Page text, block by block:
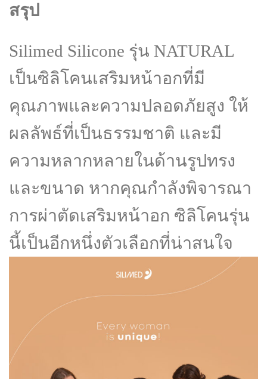
สรุป
Silimed Silicone รุ่น NATURAL
เป็นซิลิโคนเสริมหน้าอกที่มี
คุณภาพและความปลอดภัยสูง ให้
ผลลัพธ์ที่เป็นธรรมชาติ และมี
ความหลากหลายในด้านรูปทรง
และขนาด หากคุณกำลังพิจารณา
การผ่าตัดเสริมหน้าอก ซิลิโคนรุ่น
นี้เป็นอีกหนึ่งตัวเลือกที่น่าสนใจ